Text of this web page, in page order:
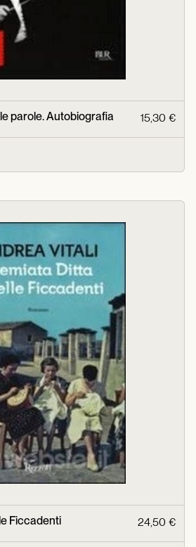
parole. Autobiografia 15,30 €
Ficcadenti 24,50 €